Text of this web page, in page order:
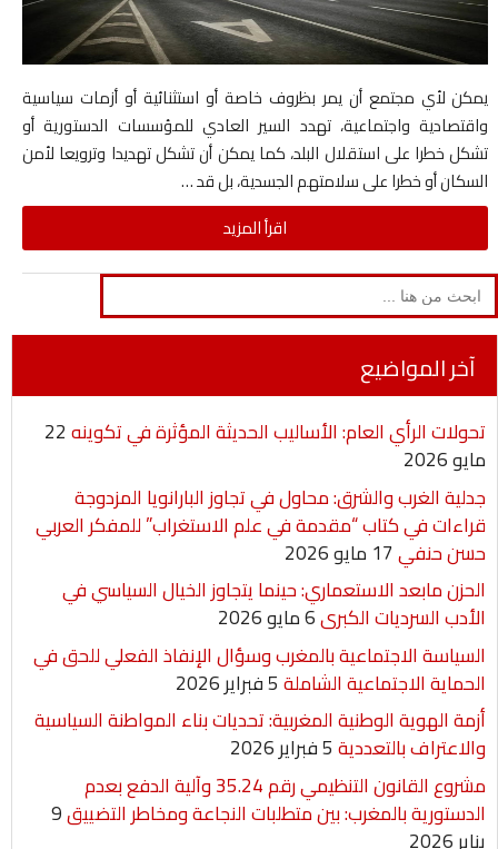
يمكن لأي مجتمع أن يمر بظروف خاصة أو استثنائية أو أزمات سياسية
واقتصادية واجتماعية، تهدد السير العادي للمؤسسات الدستورية أو
تشكل خطرا على استقلال البلد، كما يمكن أن تشكل تهديدا وترويعا لأمن
السكان أو خطرا على سلامتهم الجسدية، بل قد …
اقرأ المزيد
Search
for:
آخر المواضيع
تحولات الرأي العام: الأساليب الحديثة المؤثرة في تكوينه22
مايو 2026
جدلية الغرب والشرق: محاول في تجاوز البارانويا المزدوجة
قراءات في كتاب “مقدمة في علم الاستغراب” للمفكر العربي
حسن حنفي17 مايو 2026
الحزن مابعد الاستعماري: حينما يتجاوز الخيال السياسي في
الأدب السرديات الكبرى6 مايو 2026
السياسة الاجتماعية بالمغرب وسؤال الإنفاذ الفعلي للحق في
الحماية الاجتماعية الشاملة5 فبراير 2026
أزمة الهوية الوطنية المغربية: تحديات بناء المواطنة السياسية
والاعتراف بالتعددية5 فبراير 2026
مشروع القانون التنظيمي رقم 35.24 وآلية الدفع بعدم
الدستورية بالمغرب: بين متطلبات النجاعة ومخاطر التضييق9
يناير 2026